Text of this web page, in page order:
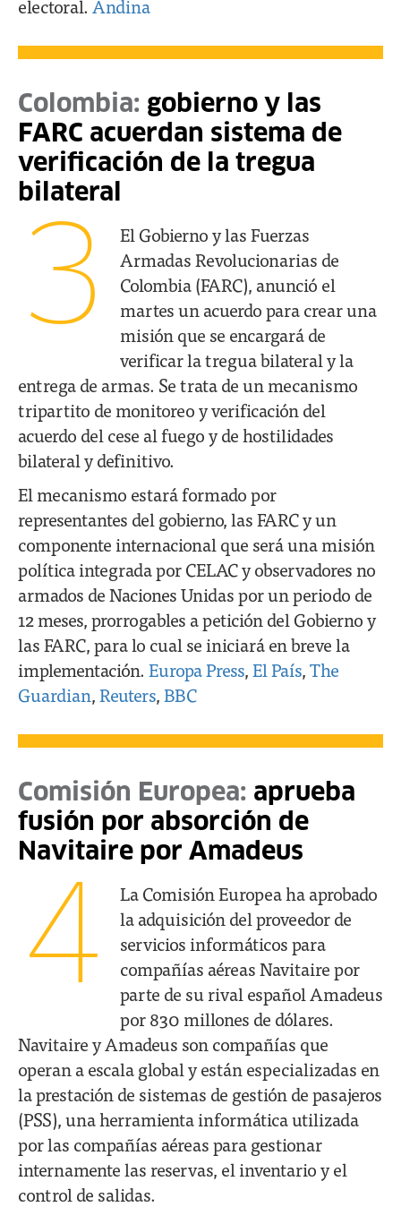
electoral. Andina
Colombia: gobierno y las
FARC acuerdan sistema de
verificación de la tregua
bilateral
3
El Gobierno y las Fuerzas
Armadas Revolucionarias de
Colombia (FARC), anunció el
martes un acuerdo para crear una
misión que se encargará de
verificar la tregua bilateral y la
entrega de armas. Se trata de un mecanismo
tripartito de monitoreo y verificación del
acuerdo del cese al fuego y de hostilidades
bilateral y definitivo.
El mecanismo estará formado por
representantes del gobierno, las FARC y un
componente internacional que será una misión
política integrada por CELAC y observadores no
armados de Naciones Unidas por un periodo de
12 meses, prorrogables a petición del Gobierno y
las FARC, para lo cual se iniciará en breve la
implementación. Europa Press,El País,The
Guardian, Reuters, BBC
Comisión Europea: aprueba
fusión por absorción de
Navitaire por Amadeus
4
La Comisión Europea ha aprobado
la adquisición del proveedor de
servicios informáticos para
compañías aéreas Navitaire por
parte de su rival español Amadeus
por 830 millones de dólares.
Navitaire y Amadeus son compañías que
operan a escala global y están especializadas en
la prestación de sistemas de gestión de pasajeros
(PSS), una herramienta informática utilizada
por las compañías aéreas para gestionar
internamente las reservas, el inventario y el
control de salidas.